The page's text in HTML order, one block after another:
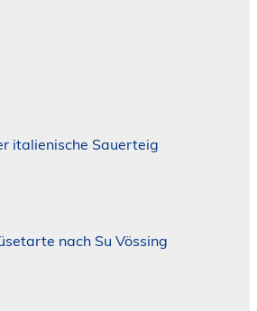
italienische Sauerteig
nach Su Vössing